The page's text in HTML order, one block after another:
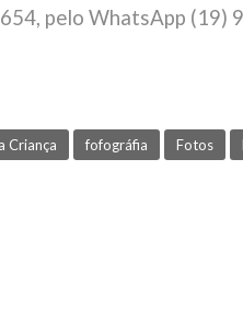
pelo WhatsApp (19)
Criança fofográfia Fotos